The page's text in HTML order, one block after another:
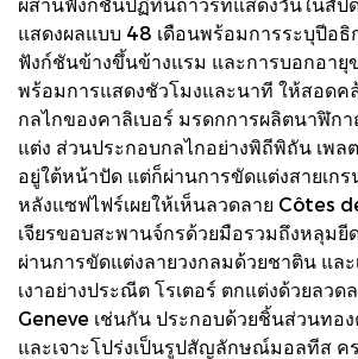
แสดงผลแบบ 48 เดือนพร้อมการระบุปีอธิ
ฟังก์ชันข้างขึ้นข้างแรม และการบอกอายุ
พร้อมการแสดงชัวโมงและนาที ให้สอด
กลไกของคาลิเบอร์ มรดกการผลิตนาฬิก
แต่ง ส่วนประกอบกลไกอย่างพิถีพิถัน เพ
อยู่ใต้หน้าปัด แต่ก็ผ่านการขัดแต่งสายเก
หลังแซฟไฟร์เผยให้เห็นลวดลาย Côtes
เจียรขอบสะพานจ์กรด้วยมือรวมถึงหลุม
ผ่านการขัดแต่งลายวงกลมด้วยชาติน แล
เงาอย่างประณีต โรเตอร์ ตกแต่งด้วยลว
Geneve เช่นกัน ประกอบด้วยชิ้นส่วนทอ
และเจาะโปร่งเป็นรูปสัญลักษณ์มอลทีส ค